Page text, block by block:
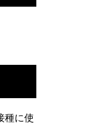
種に使